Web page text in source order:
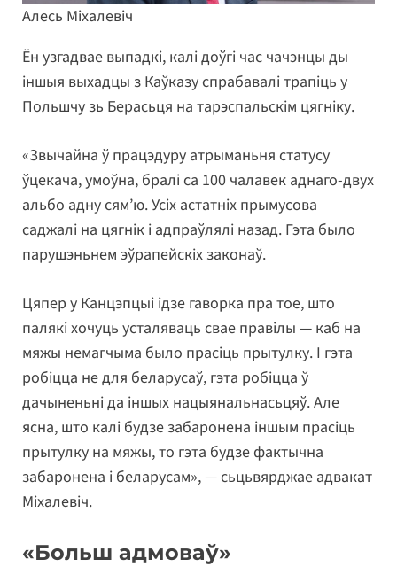
Алесь Міхалевіч
Ён узгадвае выпадкі, калі доўгі час чачэнцы ды
іншыя выхадцы з Каўказу спрабавалі трапіць у
Польшчу зь Берасьця на тарэспальскім цягніку.
«Звычайна ў працэдуру атрыманьня статусу
ўцекача, умоўна, бралі са 100 чалавек аднаго-двух
альбо адну сям’ю. Усіх астатніх прымусова
саджалі на цягнік і адпраўлялі назад. Гэта было
парушэньнем эўрапейскіх законаў.
Цяпер у Канцэпцыі ідзе гаворка пра тое, што
палякі хочуць усталяваць свае правілы — каб на
мяжы немагчыма было прасіць прытулку. І гэта
робіцца не для беларусаў, гэта робіцца ў
дачыненьні да іншых нацыянальнасьцяў. Але
ясна, што калі будзе забаронена іншым прасіць
прытулку на мяжы, то гэта будзе фактычна
забаронена і беларусам», — сьцьвярджае адвакат
Міхалевіч.
«Больш адмоваў»